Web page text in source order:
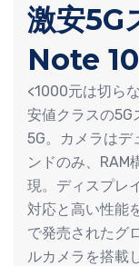
激安5G
Note 10
<1000元は切ら
安値クラスの5G
5G。カメラはデ
ンドのみ、RAM
現。ディスプレ
対応と高い性能
で発売されたグ
ルカメラを搭載